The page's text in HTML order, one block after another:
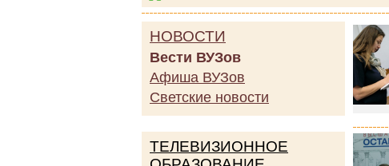
НОВОСТИ
Вести ВУЗов
Афиша ВУЗов
Светские новости
ТЕЛЕВИЗИОННОЕ